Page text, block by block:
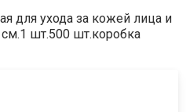
для ухода за кожей лица и
шт.500 шт.коробка